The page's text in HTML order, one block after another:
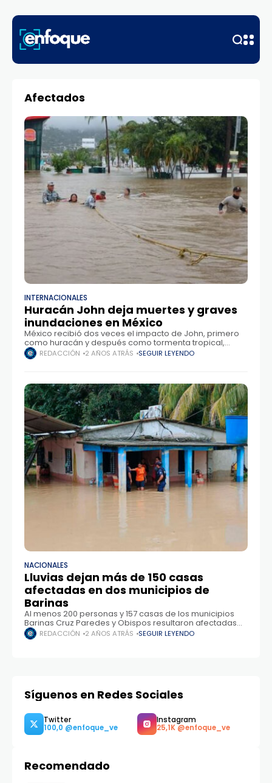
Afectados
INTERNACIONALES
Huracán John deja muertes y graves
inundaciones en México
México recibió dos veces el impacto de John, primero
como huracán y después como tormenta tropical,
hasta disiparse este viernes después de tocar tierra, no
sin antes dejar una estela
REDACCIÓN 2 AÑOS ATRÁS SEGUIR LEYENDO
NACIONALES
Lluvias dejan más de 150 casas
afectadas en dos municipios de
Barinas
Al menos 200 personas y 157 casas de los municipios
Barinas Cruz Paredes y Obispos resultaron afectadas
por las fuertes precipitaciones que se registraron en la
localidad durante las últimas horas. El director
REDACCIÓN 2 AÑOS ATRÁS SEGUIR LEYENDO
Síguenos en Redes Sociales
Recomendado